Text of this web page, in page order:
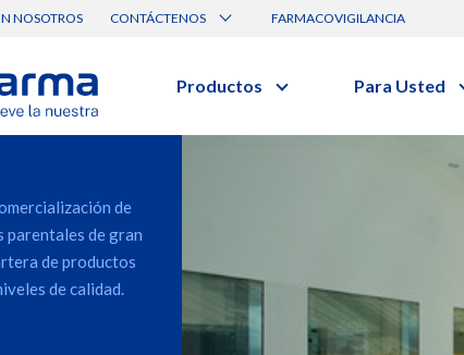
NOSOTROS CONTÁCTENOS
Canal de Ética Eurofarma
FARMACOVIGILANCIA
Productos
BUSCAR PRODUCTOS
Ver todos los productos
Para Usted
Artículos
Diccionario de
de
parentales de gran
de productos
de calidad.